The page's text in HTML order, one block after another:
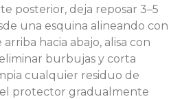
posterior, deja reposar 3–5
una esquina alineando con
hacia abajo, alisa con
burbujas y corta
cualquier residuo de
protector gradualmente